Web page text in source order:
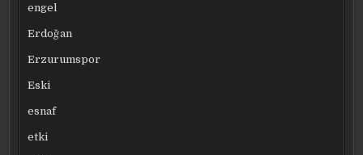
engel
Erdoğan
Erzurumspor
Eski
esnaf
etki